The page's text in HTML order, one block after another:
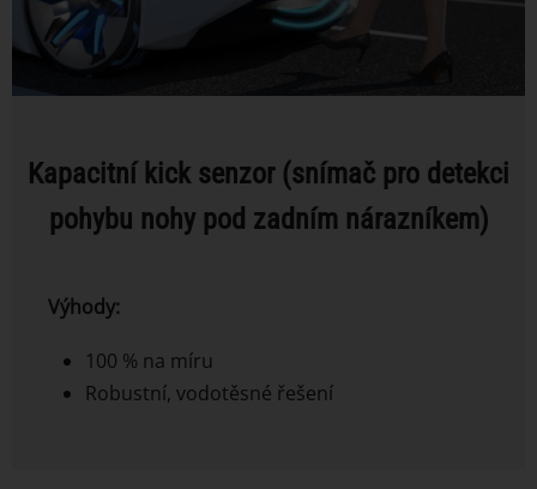
Kapacitní kick senzor (snímač pro detekci
pohybu nohy pod zadním nárazníkem)
Výhody:
100 % na míru
Robustní, vodotěsné řešení